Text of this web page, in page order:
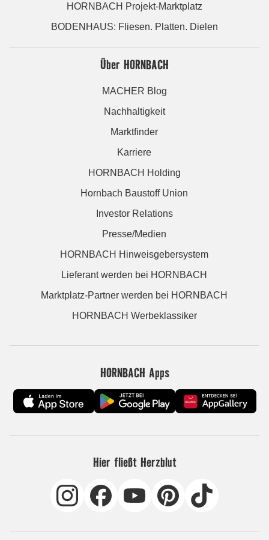
HORNBACH Projekt-Marktplatz
BODENHAUS: Fliesen. Platten. Dielen
Über HORNBACH
MACHER Blog
Nachhaltigkeit
Marktfinder
Karriere
HORNBACH Holding
Hornbach Baustoff Union
Investor Relations
Presse/Medien
HORNBACH Hinweisgebersystem
Lieferant werden bei HORNBACH
Marktplatz-Partner werden bei HORNBACH
HORNBACH Werbeklassiker
HORNBACH Apps
Hier fließt Herzblut